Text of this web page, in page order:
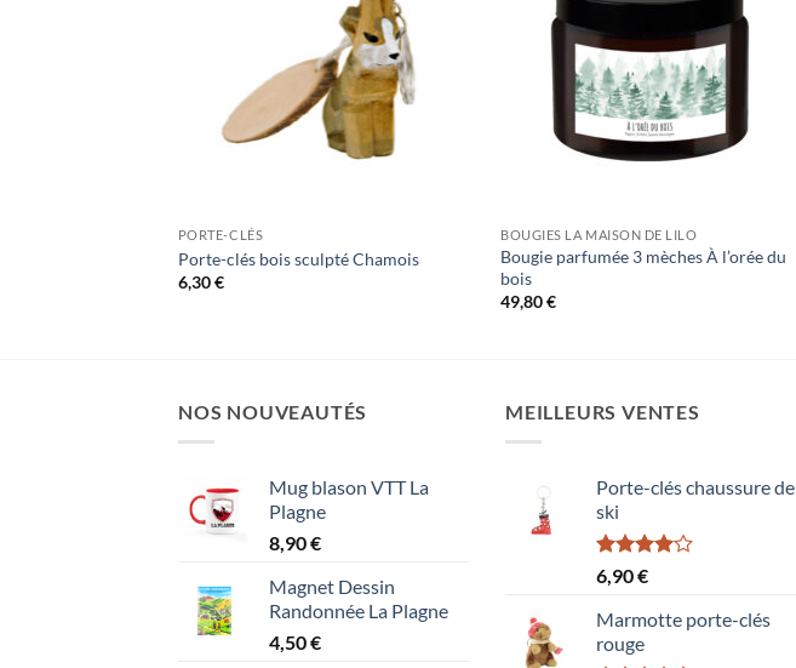
PORTE-CLÉS
Porte-clés bois sculpté Chamois
6,30€
BOUGIES LA MAISON DE LILO
Bougie parfumée 3 mèches À l’orée du
bois
49,80€
NOS NOUVEAUTÉS
Mug blason VTT La
Plagne
8,90€
Magnet Dessin
Randonnée La Plagne
4,50€
MEILLEURS VENTES
Porte-clés chaussure de
ski
Note
4.00
5
6,90€
Marmotte porte-clés
rouge